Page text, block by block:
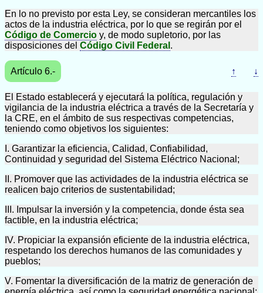
En lo no previsto por esta Ley, se consideran mercantiles los
actos de la industria eléctrica, por lo que se regirán por el
Código de Comercio y, de modo supletorio, por las
disposiciones del Código Civil Federal .
Artículo 6.- ↑ ↓
El Estado establecerá y ejecutará la política, regulación y
vigilancia de la industria eléctrica a través de la Secretaría y
la CRE, en el ámbito de sus respectivas competencias,
teniendo como objetivos los siguientes:
I. Garantizar la eficiencia, Calidad, Confiabilidad,
Continuidad y seguridad del Sistema Eléctrico Nacional;
II. Promover que las actividades de la industria eléctrica se
realicen bajo criterios de sustentabilidad;
III. Impulsar la inversión y la competencia, donde ésta sea
factible, en la industria eléctrica;
IV. Propiciar la expansión eficiente de la industria eléctrica,
respetando los derechos humanos de las comunidades y
pueblos;
V. Fomentar la diversificación de la matriz de generación de